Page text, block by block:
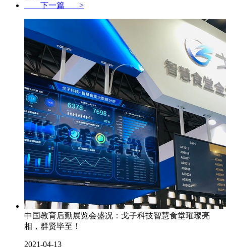
下一篇 >
中国教育后勤展览会盛况：戈子科技智慧食堂璀璨亮
相，群贤毕至！
2021-04-13